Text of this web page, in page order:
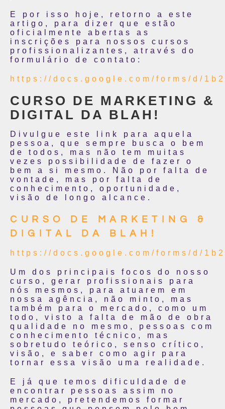
E por isso hoje, retorno a este
artigo, para dizer que estão
oficialmente abertas as
inscrições para nossos cursos
profissionalizantes, através do
formulário de contato:
https://docs.google.com/forms/d/
CURSO DE MARKETING &
DIGITAL DA BLAH!
Divulgue este link para aquela
pessoa, que sempre busca o bem
de todos, mas não tem muitas
vezes possibilidade de fazer o
bem a si mesmo. Não por falta de
vontade, mas por falta de
conhecimento, oportunidade,
visão de longo alcance.
CURSO DE MARKETING &
DIGITAL DA BLAH!
https://docs.google.com/forms/d/
Um dos principais focos do nosso
curso, gerar profissionais para
nós mesmos, para atuarem em
nossa agência, não minto, mas
também para o mercado, como um
todo, visto a falta de mão de obra
qualidade no mesmo, pessoas com
conhecimento técnico, mas
sobretudo teórico, senso crítico,
visão, e saber como agir para
tornar essa visão uma realidade.
E já que temos dificuldade de
encontrar pessoas assim no
mercado, pretendemos formar